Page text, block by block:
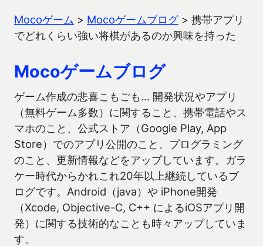
Mocoゲーム > Mocoゲームブログ> 携帯アプリ
でどれくらい強い将棋があるのか興味を持った
Mocoゲームブログ
ゲーム作成の悲喜こもごも… 開発状況やアプリ
（無料ゲーム多数）に関すること、携帯電話やス
マホのこと、公式ストア（Google Play, App
Store）でのアプリ公開のこと、プログラミング
のこと、更新情報などをアップしています。ガラ
ケー時代からかれこれ20年以上継続しているブ
ログです。Android（java）や iPhone開発
（Xcode, Objective-C, C++ によるiOSアプリ開
発）に関する技術的なことも時々アップしていま
す。